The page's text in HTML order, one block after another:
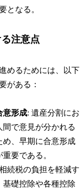
となる。
注意点
めるためには、以下
がある：
意形成: 遺産分割にお
間で意見が分かれる
め、早期に合意形成
要である。
続税の負担を軽減す
基礎控除や各種控除